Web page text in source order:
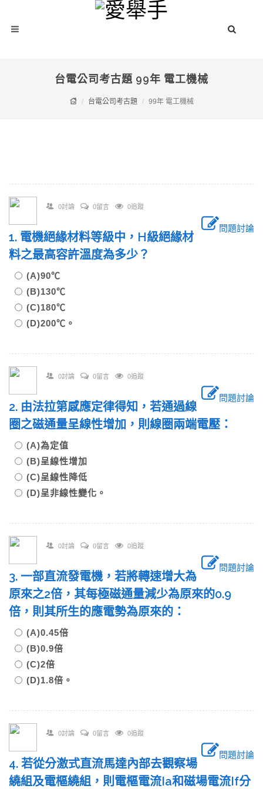
台電公司考古題 99年 電工機械
台電公司考古題 99年 電工機械
0討論 0留言 0追蹤
問題討論
1. 電機絕緣材料等級中，H級絕緣材
料之最高容許溫度為多少？
(A)90℃
(B)130℃
(C)180℃
(D)200℃。
0討論 0留言 0追蹤
問題討論
2. 由法拉第感應定律得知，若通過線
圈之磁通量呈線性增加，則線圈兩端電壓：
(A)為定值
(B)呈線性增加
(C)呈線性降低
(D)呈非線性變化。
0討論 0留言 0追蹤
問題討論
3. 一部直流發電機，若將轉速增大為
原來之2倍，其每極磁通量減少為原來的0.9
倍，則其所生的應電勢為原來的：
(A)0.45倍
(B)0.9倍
(C)2倍
(D)1.8倍。
0討論 0留言 0追蹤
問題討論
4. 若從分激式直流馬達內部去觀察場
繞組及電樞繞組，則電樞電流Ia和磁場電流If分